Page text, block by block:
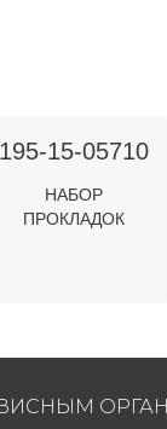
195-15-05710
НАБОР
ПРОКЛАДОК